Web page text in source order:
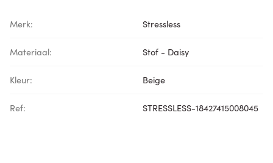
Merk: Stressless
Materiaal: Stof - Daisy
Kleur: Beige
Ref: STRESSLESS-18427415008045